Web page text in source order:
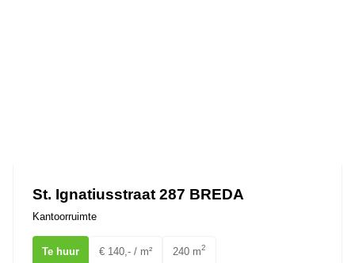
St. Ignatiusstraat 287 BREDA
Kantoorruimte
Te huur € 140,- / m² 240 m2